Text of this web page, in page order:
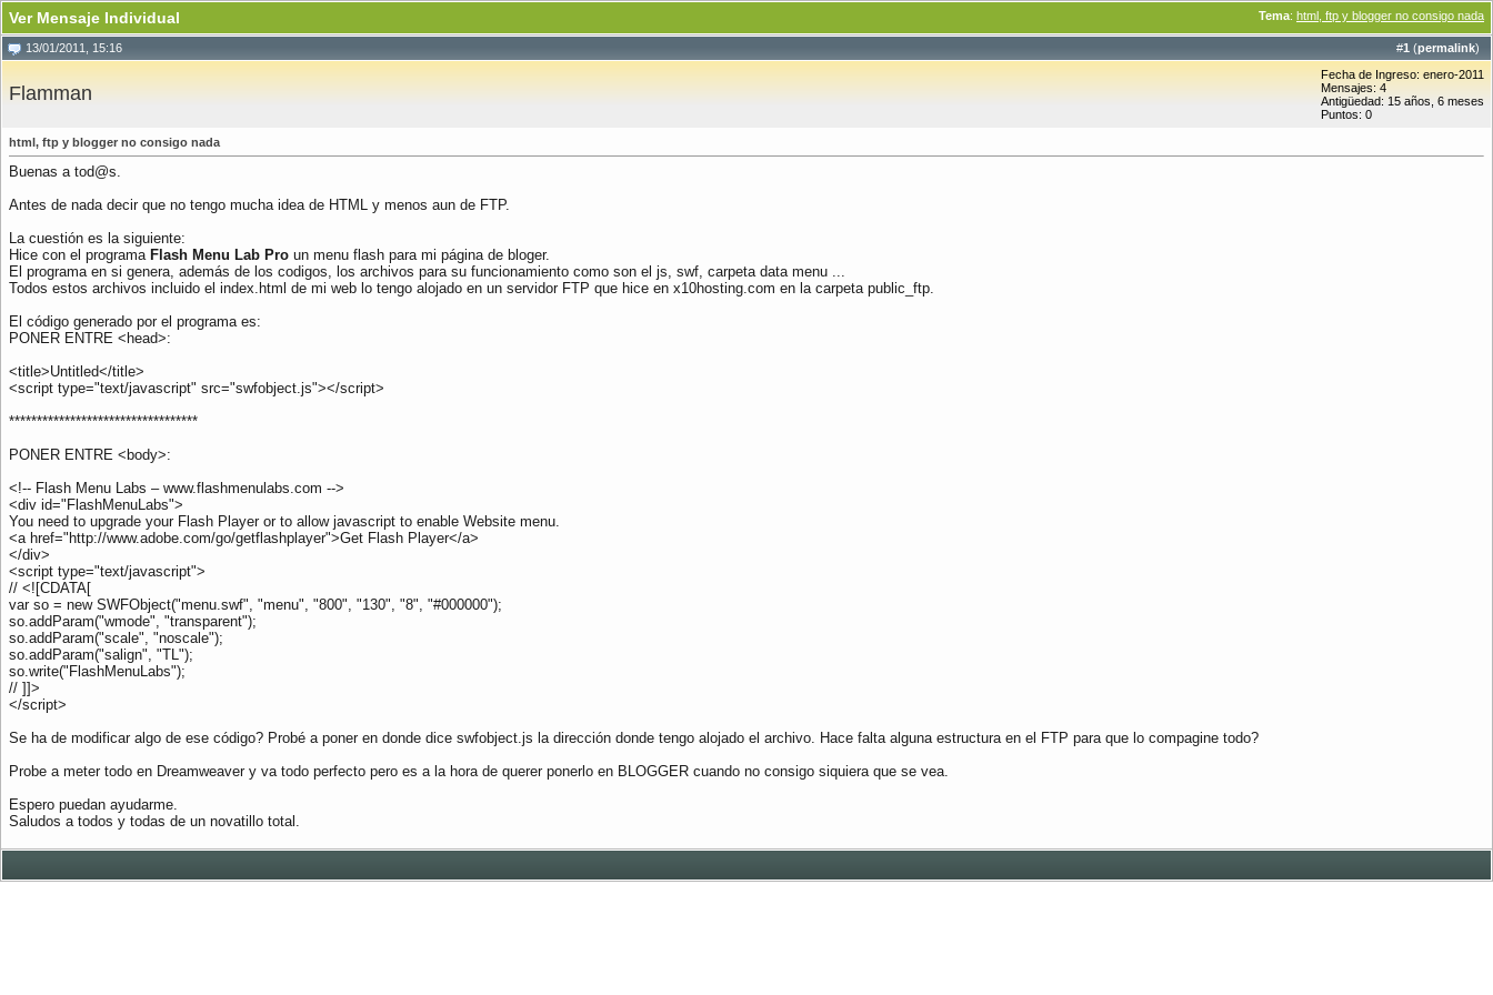
Tema: html, ftp y blogger no consigo nada
Ver Mensaje Individual
#1 (permalink)
13/01/2011, 15:16
Flamman
Fecha de Ingreso: enero-2011
Mensajes: 4
Antigüedad: 15 años, 6 meses
Puntos: 0
html, ftp y blogger no consigo nada
Buenas a tod@s.
Antes de nada decir que no tengo mucha idea de HTML y menos aun de FTP.
La cuestión es la siguiente:
Hice con el programa Flash Menu Lab Pro un menu flash para mi página de bloger.
El programa en si genera, además de los codigos, los archivos para su funcionamiento como son el js, swf, carpeta data menu ...
Todos estos archivos incluido el index.html de mi web lo tengo alojado en un servidor FTP que hice en x10hosting.com en la carpeta public_ftp.
El código generado por el programa es:
PONER ENTRE <head>:
<title>Untitled</title>
<script type="text/javascript" src="swfobject.js"></script>
**********************************
PONER ENTRE <body>:
<!-- Flash Menu Labs – www.flashmenulabs.com -->
<div id="FlashMenuLabs">
You need to upgrade your Flash Player or to allow javascript to enable Website menu.
<a href="http://www.adobe.com/go/getflashplayer">Get Flash Player</a>
</div>
<script type="text/javascript">
// <![CDATA[
var so = new SWFObject("menu.swf", "menu", "800", "130", "8", "#000000");
so.addParam("wmode", "transparent");
so.addParam("scale", "noscale");
so.addParam("salign", "TL");
so.write("FlashMenuLabs");
// ]]>
</script>
Se ha de modificar algo de ese código? Probé a poner en donde dice swfobject.js la dirección donde tengo alojado el archivo. Hace falta alguna estructura en el FTP para que lo compagine todo?
Probe a meter todo en Dreamweaver y va todo perfecto pero es a la hora de querer ponerlo en BLOGGER cuando no consigo siquiera que se vea.
Espero puedan ayudarme.
Saludos a todos y todas de un novatillo total.